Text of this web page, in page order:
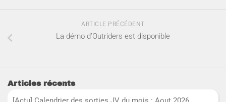
ARTICLE PRÉCÉDENT
La démo d’Outriders est disponible
Articles récents